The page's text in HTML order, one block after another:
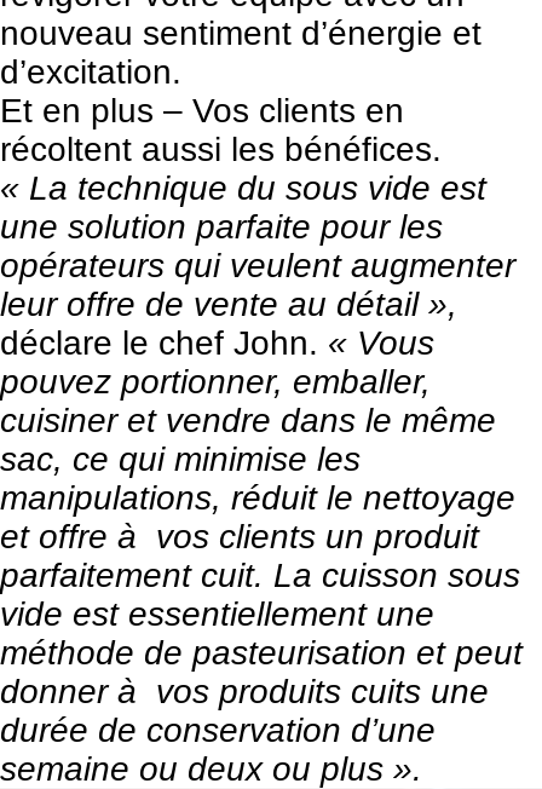
nouveau sentiment d’énergie et
d’excitation.
Et en plus – Vos clients en
récoltent aussi les bénéfices.
« La technique du sous vide est
une solution parfaite pour les
opérateurs qui veulent augmenter
leur offre de vente au détail »,
déclare le chef John. « Vous
pouvez portionner, emballer,
cuisiner et vendre dans le même
sac, ce qui minimise les
manipulations, réduit le nettoyage
et offre à vos clients un produit
parfaitement cuit. La cuisson sous
vide est essentiellement une
méthode de pasteurisation et peut
donner à vos produits cuits une
durée de conservation d’une
semaine ou deux ou plus ».